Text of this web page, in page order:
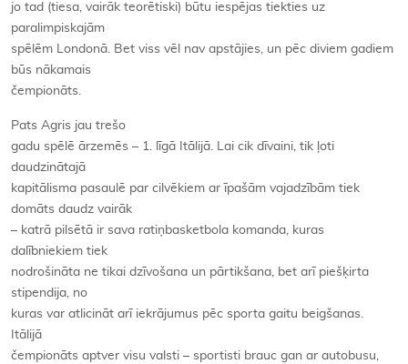
jo tad (tiesa, vairāk teorētiski) būtu iespējas tiekties uz
paralimpiskajām
spēlēm Londonā. Bet viss vēl nav apstājies, un pēc diviem gadiem
būs nākamais
čempionāts.
Pats Agris jau trešo
gadu spēlē ārzemēs – 1. līgā Itālijā. Lai cik dīvaini, tik ļoti
daudzinātajā
kapitālisma pasaulē par cilvēkiem ar īpašām vajadzībām tiek
domāts daudz vairāk
– katrā pilsētā ir sava ratiņbasketbola komanda, kuras
dalībniekiem tiek
nodrošināta ne tikai dzīvošana un pārtikšana, bet arī piešķirta
stipendija, no
kuras var atlicināt arī iekrājumus pēc sporta gaitu beigšanas.
Itālijā
čempionāts aptver visu valsti – sportisti brauc gan ar autobusu,